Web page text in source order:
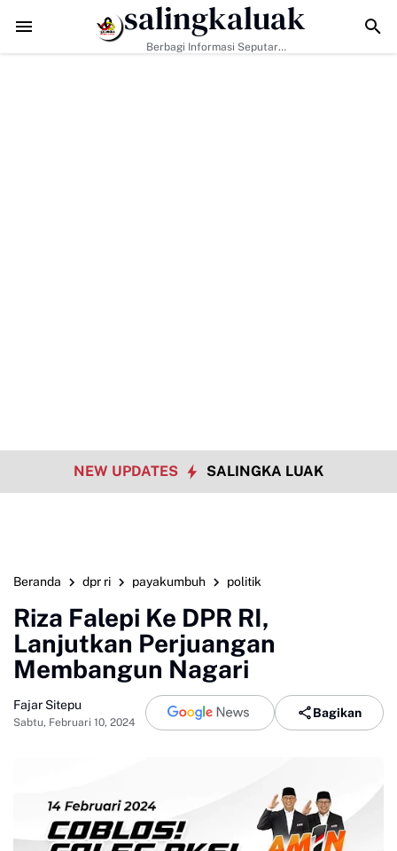
Era Digital, Arisal Aziz Ajak Masyarakat Perkuat Nilai Empat
salingkaluak
Berbagi Informasi Seputar
NEW UPDATES SALINGKA LUAK
Beranda dpr ri payakumbuh politik
Riza Falepi Ke DPR RI,
Lanjutkan Perjuangan
Membangun Nagari
Fajar Sitepu
Sabtu, Februari 10, 2024
Bagikan